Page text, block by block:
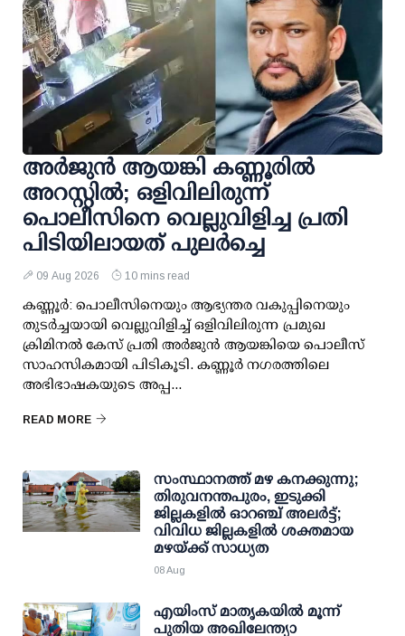
അര്‍ജുന്‍ ആയങ്കി കണ്ണൂരില്‍
അറസ്റ്റില്‍; ഒളിവിലിരുന്ന്
പൊലീസിനെ വെല്ലുവിളിച്ച പ്രതി
പിടിയിലായത് പുലര്‍ച്ചെ
09 Aug 2026 10 mins read
കണ്ണൂര്‍: പൊലീസിനെയും ആഭ്യന്തര വകുപ്പിനെയും
തുടര്‍ച്ചയായി വെല്ലുവിളിച്ച് ഒളിവിലിരുന്ന പ്രമുഖ
ക്രിമിനല്‍ കേസ് പ്രതി അര്‍ജുന്‍ ആയങ്കിയെ പൊലീസ്
സാഹസികമായി പിടികൂടി. കണ്ണൂര്‍ നഗരത്തിലെ
അഭിഭാഷകയുടെ അപ്പ...
READ MORE
സംസ്ഥാനത്ത് മഴ കനക്കുന്നു;
തിരുവനന്തപുരം, ഇടുക്കി
ജില്ലകളിൽ ഓറഞ്ച് അലർട്ട്;
വിവിധ ജില്ലകളിൽ ശക്തമായ
മഴയ്ക്ക് സാധ്യത
08 Aug
എയിംസ് മാതൃകയില്‍ മൂന്ന്
പുതിയ അഖിലേന്ത്യാ